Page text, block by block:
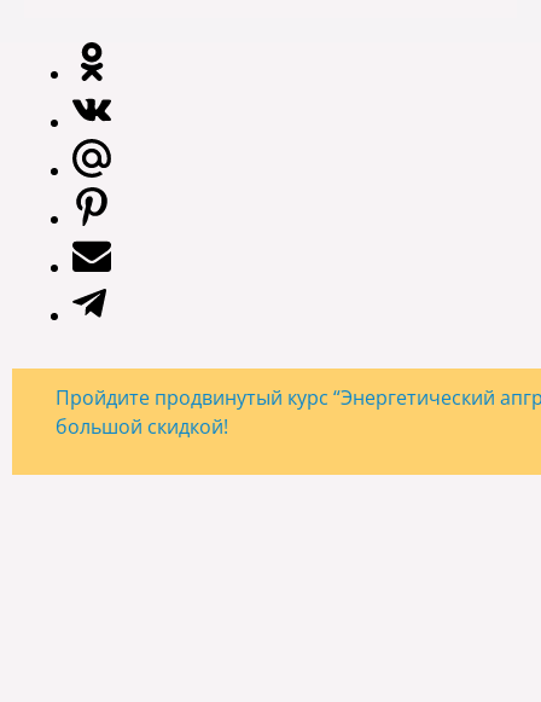
Пройдите продвинутый курс “Энергетический
большой скидкой!